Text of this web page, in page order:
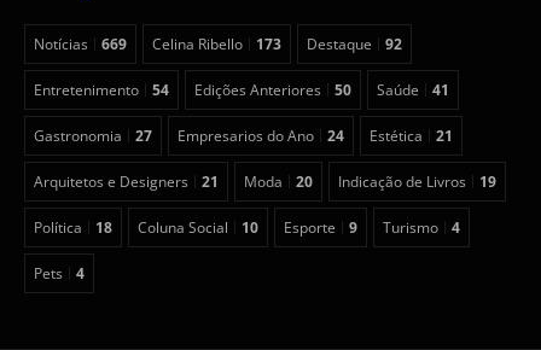
Notícias 669 Celina Ribello 173 Destaque 92
Entretenimento 54 Edições Anteriores 50 Saúde 41
Gastronomia 27 Empresarios do Ano 24 Estética 21
Arquitetos e Designers 21 Moda 20 Indicação de Livros 19
Política 18 Coluna Social 10 Esporte 9 Turismo 4
Pets 4